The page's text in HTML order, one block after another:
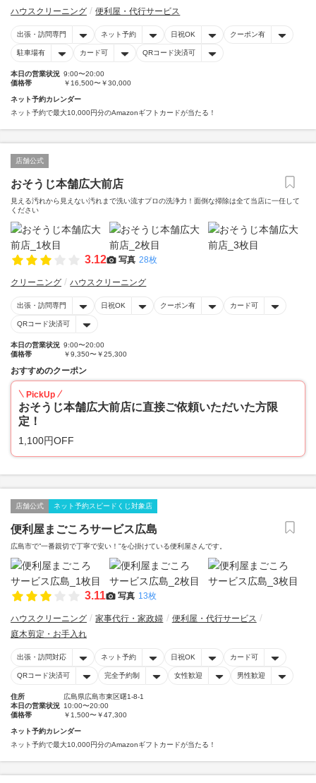
ハウスクリーニング 便利屋・代行サービス
出張・訪問専門 ネット予約 日祝OK クーポン有
駐車場有 カード可 QRコード決済可
本日の営業状況 9:00〜20:00
価格帯
￥16,500〜￥30,000
ネット予約カレンダー
ネット予約で最大10,000円分のAmazonギフトカードが当たる！
店舗公式
おそうじ本舗広大前店
見える汚れから見えない汚れまで洗い流すプロの洗浄力！面倒な掃除は全て当店に一任して
ください
3.12 写真 28枚
クリーニング ハウスクリーニング
出張・訪問専門 日祝OK クーポン有 カード可
QRコード決済可
本日の営業状況 9:00〜20:00
価格帯
￥9,350〜￥25,300
おすすめのクーポン
PickUp
おそうじ本舗広大前店に直接ご依頼いただいた方限
定！
1,100円OFF
店舗公式 ネット予約スピードくじ対象店
便利屋まごころサービス広島
広島市で”一番親切で丁寧で安い！”を心掛けている便利屋さんです。
3.11 写真 13枚
ハウスクリーニング 家事代行・家政婦
便利屋・代行サービス
庭木剪定・お手入れ
出張・訪問対応 ネット予約 日祝OK カード可
QRコード決済可 完全予約制 女性歓迎 男性歓迎
住所
広島県広島市東区曙1-8-1
本日の営業状況 10:00〜20:00
価格帯
￥1,500〜￥47,300
ネット予約カレンダー
ネット予約で最大10,000円分のAmazonギフトカードが当たる！